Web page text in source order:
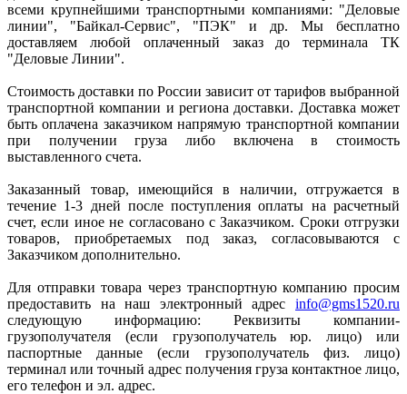
всеми крупнейшими транспортными компаниями: "Деловые
линии", "Байкал-Сервис", "ПЭК" и др. Мы бесплатно
доставляем любой оплаченный заказ до терминала ТК
"Деловые Линии".
Стоимость доставки по России зависит от тарифов выбранной
транспортной компании и региона доставки. Доставка может
быть оплачена заказчиком напрямую транспортной компании
при получении груза либо включена в стоимость
выставленного счета.
Заказанный товар, имеющийся в наличии, отгружается в
течение 1-3 дней после поступления оплаты на расчетный
счет, если иное не согласовано с Заказчиком. Сроки отгрузки
товаров, приобретаемых под заказ, согласовываются с
Заказчиком дополнительно.
Для отправки товара через транспортную компанию просим
предоставить на наш электронный адрес info@gms1520.ru
следующую информацию: Реквизиты компании-
грузополучателя (если грузополучатель юр. лицо) или
паспортные данные (если грузополучатель физ. лицо)
терминал или точный адрес получения груза контактное лицо,
его телефон и эл. адрес.